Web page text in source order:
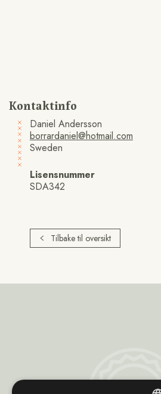
Kontaktinfo
Daniel Andersson
borrardaniel@hotmail.com
Sweden
Lisensnummer
SDA342
Tilbake til oversikt
Sami